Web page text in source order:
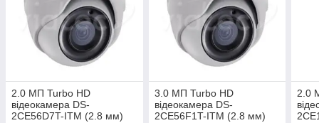
2.0 МП Turbo HD
відеокамера DS-
2CE56D7T-ITM (2.8 мм)
3.0 МП Turbo HD
відеокамера DS-
2CE56F1T-ITM (2.8 мм)
2.0